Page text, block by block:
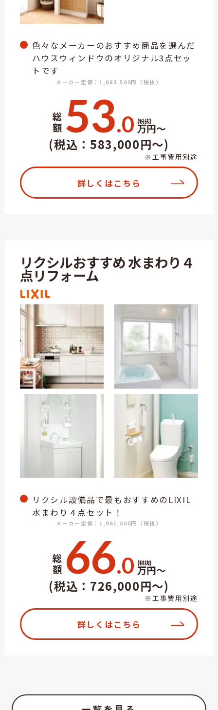
色々なメーカーのおすすめ商品を選んだ
ハウスウィンドウのオリジナル3点セッ
トです
メーカー定価：1,683,500円（税抜）
総
額 53.0 万円～
(税抜)
(税込：583,000円～)
※工事費用別途
詳しくはこちら
リクシルおすすめ 水まわり４
点リフォーム
リクシル設備品で最もおすすめのLIXIL
水まわり４点セット！
メーカー定価：1,961,800円（税抜）
総
額 66.0 万円～
(税抜)
(税込：726,000円～)
※工事費用別途
詳しくはこちら